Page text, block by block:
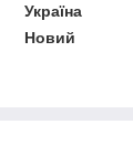
Україна
Новий